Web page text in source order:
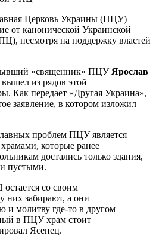
Церковь Украины (ПЦУ)
от канонической Украинской
несмотря на поддержку властей
«священник» ПЦУЯрослав
из рядов этой
Как передает «Другая Украина»,
заявление, в котором изложил
проблем ПЦУ является
которые ранее
достались только здания,
пустыми.
со своим
них забирают, а они
и молитву где-то в другом
в ПЦУ храм стоит
Ясенец.